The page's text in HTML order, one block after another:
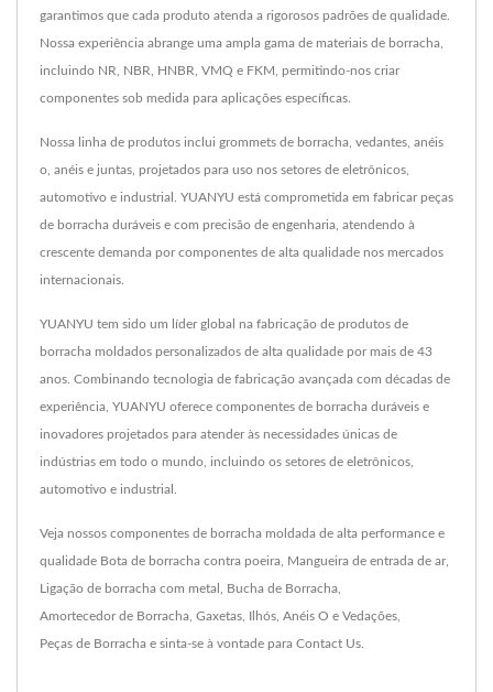
garantimos que cada produto atenda a rigorosos padrões de qualidade.
Nossa experiência abrange uma ampla gama de materiais de borracha,
incluindo NR, NBR, HNBR, VMQ e FKM, permitindo-nos criar
componentes sob medida para aplicações específicas.
Nossa linha de produtos inclui grommets de borracha, vedantes, anéis
o, anéis e juntas, projetados para uso nos setores de eletrônicos,
automotivo e industrial. YUANYU está comprometida em fabricar peças
de borracha duráveis e com precisão de engenharia, atendendo à
crescente demanda por componentes de alta qualidade nos mercados
internacionais.
YUANYU tem sido um líder global na fabricação de produtos de
borracha moldados personalizados de alta qualidade por mais de 43
anos. Combinando tecnologia de fabricação avançada com décadas de
experiência, YUANYU oferece componentes de borracha duráveis e
inovadores projetados para atender às necessidades únicas de
indústrias em todo o mundo, incluindo os setores de eletrônicos,
automotivo e industrial.
Veja nossos componentes de borracha moldada de alta performance e
qualidade Bota de borracha contra poeira Mangueira de entrada de ar,
Ligação de borracha com metal Bucha de Borracha
Amortecedor de Borracha Gaxetas Ilhós Anéis O e Vedações
Peças de Borracha e sinta-se à vontade para Contact Us